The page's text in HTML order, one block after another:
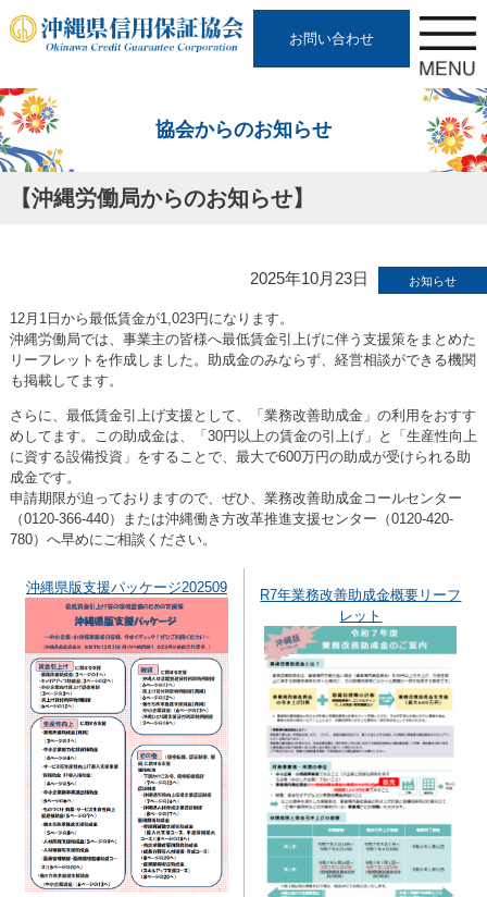
お問い合わせ
協会からのお知らせ
【沖縄労働局からのお知らせ】
2025年10月23日 お知らせ
12月1日から最低賃金が1,023円になります。
沖縄労働局では、事業主の皆様へ最低賃金引上げに伴う支援策をまとめた
リーフレットを作成しました。助成金のみならず、経営相談ができる機関
も掲載してます。
さらに、最低賃金引上げ支援として、「業務改善助成金」の利用をおすす
めしてます。この助成金は、「30円以上の賃金の引上げ」と「生産性向上
に資する設備投資」をすることで、最大で600万円の助成が受けられる助
成金です。
申請期限が迫っておりますので、ぜひ、業務改善助成金コールセンター
（0120-366-440）または沖縄働き方改革推進支援センター（0120-420-
780）へ早めにご相談ください。
沖縄県版支援パッケージ202509
R7年業務改善助成金概要リーフ
レット